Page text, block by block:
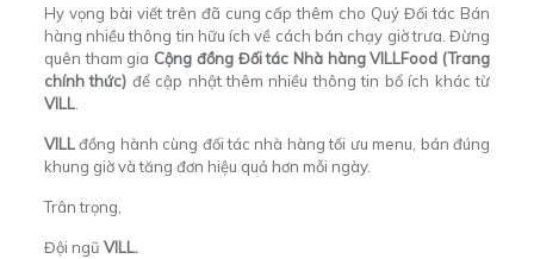
Hy vọng bài viết trên đã cung cấp thêm cho Quý Đối tác Bán
hàng nhiều thông tin hữu ích về cách bán chạy giờ trưa. Đừng
quên tham gia Cộng đồng Đối tác Nhà hàng VILLFood (Trang
chính thức) để cập nhật thêm nhiều thông tin bổ ích khác từ
VILL.
VILLđồng hành cùng đối tác nhà hàng tối ưu menu, bán đúng
khung giờ và tăng đơn hiệu quả hơn mỗi ngày.
Trân trọng,
Đội ngũ VILL.